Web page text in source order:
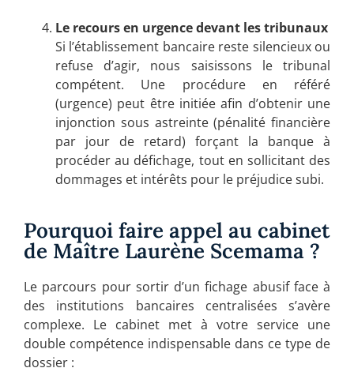
Le recours en urgence devant les tribunaux
Si l’établissement bancaire reste silencieux ou
refuse d’agir, nous saisissons le tribunal
compétent. Une procédure en référé
(urgence) peut être initiée afin d’obtenir une
injonction sous astreinte (pénalité financière
par jour de retard) forçant la banque à
procéder au défichage, tout en sollicitant des
dommages et intérêts pour le préjudice subi.
Pourquoi faire appel au cabinet
de Maître Laurène Scemama ?
Le parcours pour sortir d’un fichage abusif face à
des institutions bancaires centralisées s’avère
complexe. Le cabinet met à votre service une
double compétence indispensable dans ce type de
dossier :